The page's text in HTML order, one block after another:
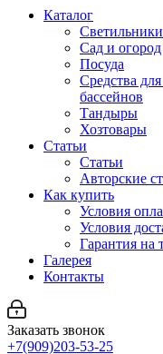
Каталог
Сад и огород
Посуда
Средства
бассейнов
Тандыры
Хозтовары
Статьи
Статьи
Авторские
Как купить
Условия
Условия
Гарантия на
Галерея
Контакты
Заказать звонок
+7(909)203-53-25